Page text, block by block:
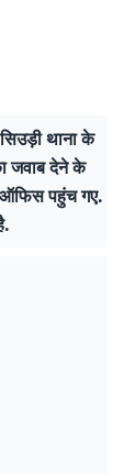
थाना के
जवाब देने के
ऑफिस पहुंच गए.